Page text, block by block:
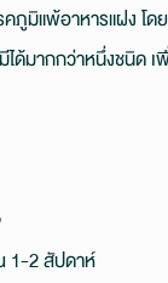
ภูมิแพ้อาหารแฝง
ด้มากกว่าหนึ่งชนิด
1-2 สัปดาห์